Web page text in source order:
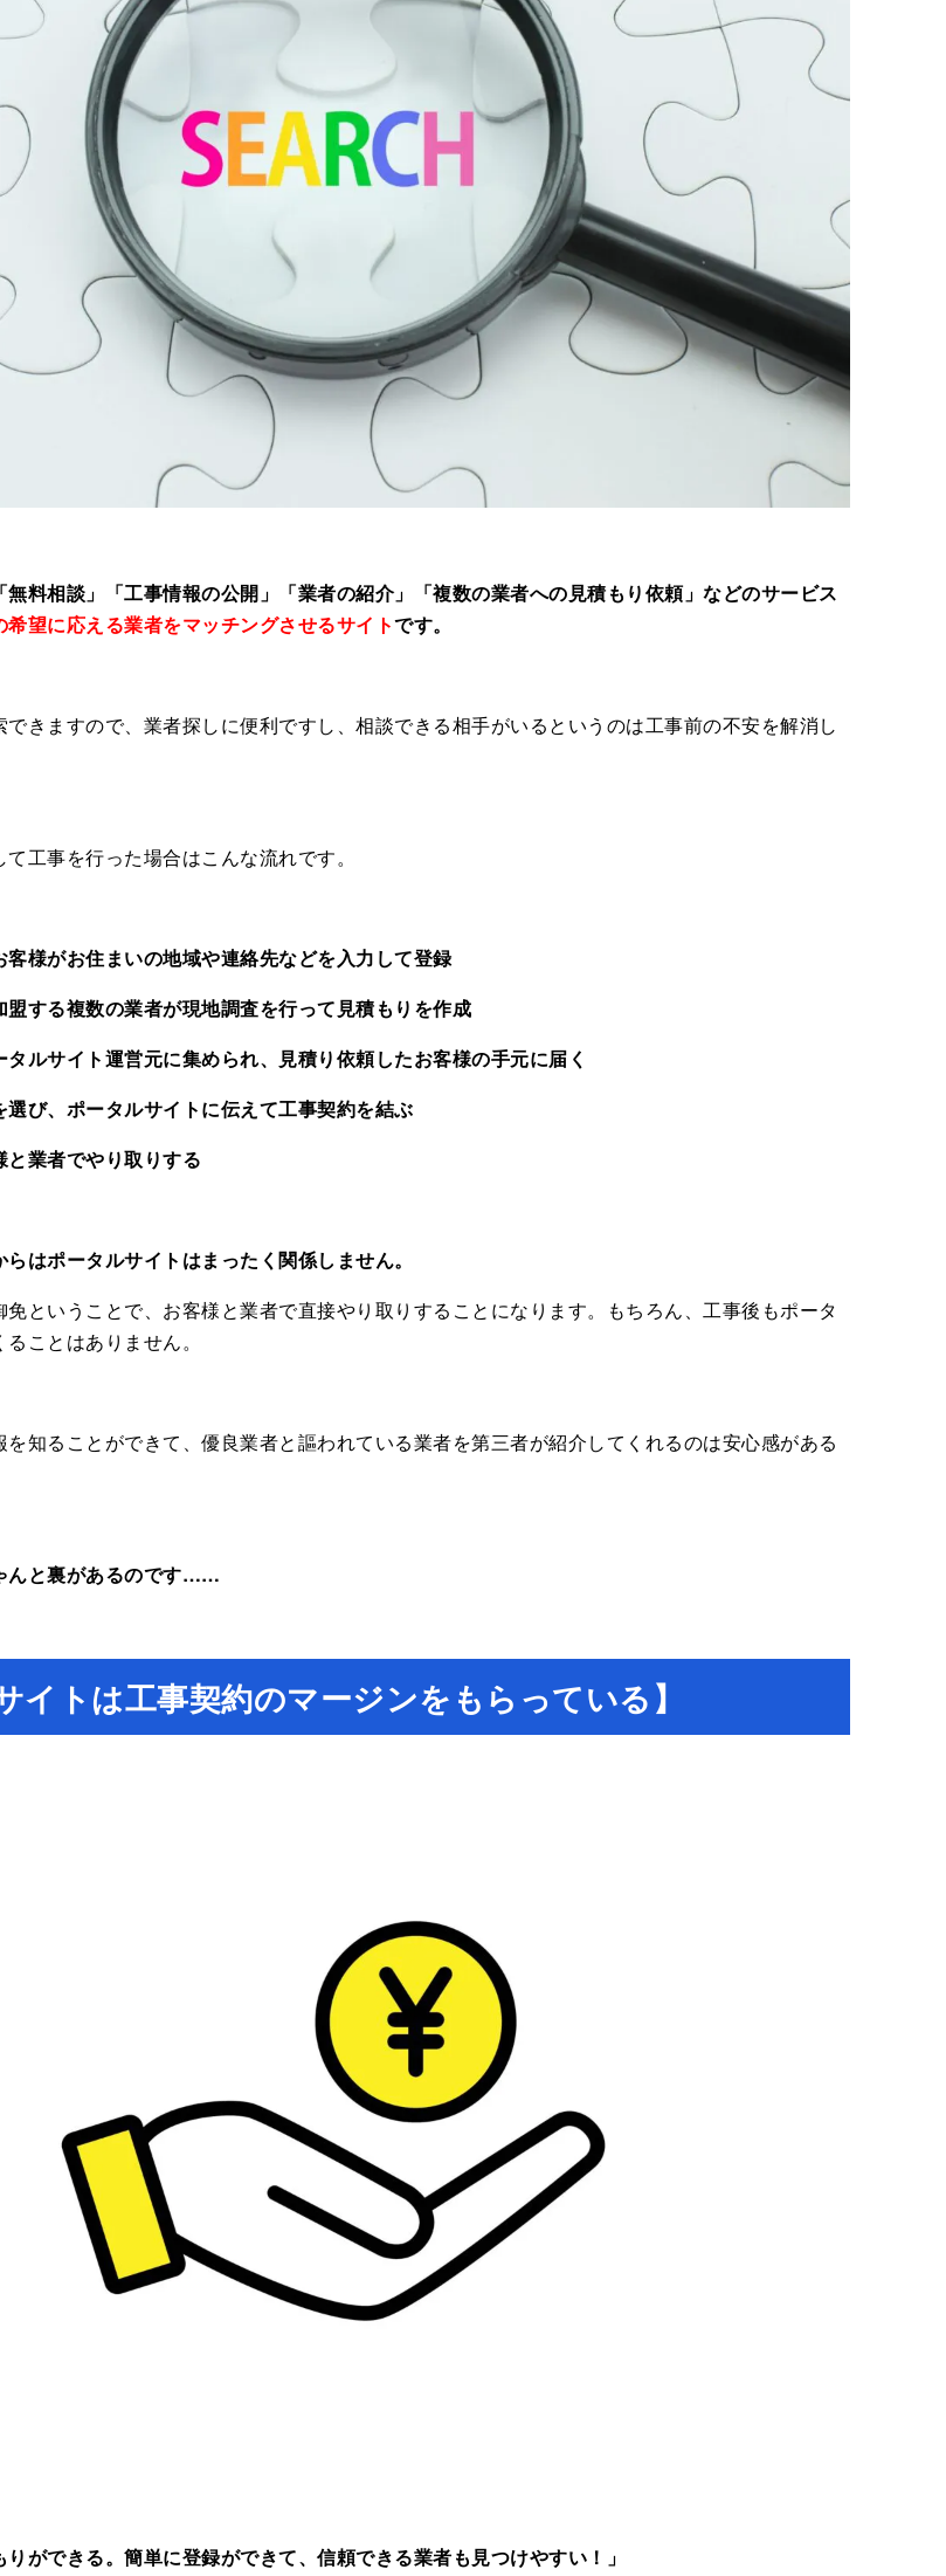
料相談」「工事情報の公開」「業者の紹介」「複数の業者への見積もり依頼」などのサービス
希望に応える業者をマッチングさせるサイトです。
きますので、業者探しに便利ですし、相談できる相手がいるというのは工事前の不安を解消し
工事を行った場合はこんな流れです。
客様がお住まいの地域や連絡先などを入力して登録
盟する複数の業者が現地調査を行って見積もりを作成
タルサイト運営元に集められ、見積り依頼したお客様の手元に届く
選び、ポータルサイトに伝えて工事契約を結ぶ
と業者でやり取りする
はポータルサイトはまったく関係しません。
ということで、お客様と業者で直接やり取りすることになります。もちろん、工事後もポータ
ことはありません。
知ることができて、優良業者と謳われている業者を第三者が紹介してくれるのは安心感がある
んと裏があるのです……
イトは工事契約のマージンをもらっている】
りができる。簡単に登録ができて、信頼できる業者も見つけやすい！」